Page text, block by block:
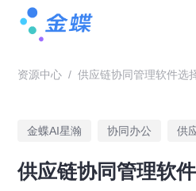
资源中心 / 供应链协同管理软件选
金蝶AI星瀚 协同办公 供
供应链协同管理软